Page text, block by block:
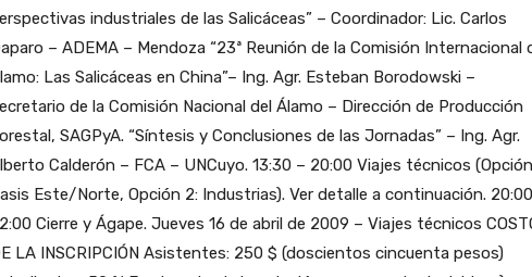
industriales de las Salicáceas” – Coordinador: Lic. Carlos
– ADEMA – Mendoza “23ª Reunión de la Comisión Internacional
Las Salicáceas en China”– Ing. Agr. Esteban Borodowski –
de la Comisión Nacional del Álamo – Dirección de Producción
SAGPyA. “Síntesis y Conclusiones de las Jornadas” – Ing. Agr.
Calderón – FCA – UNCuyo. 13:30 – 20:00 Viajes técnicos
Este/Norte, Opción 2: Industrias). Ver detalle a continuación.
Cierre y Ágape. Jueves 16 de abril de 2009 – Viajes técnicos
LA INSCRIPCIÓN Asistentes: 250 $ (doscientos cincuenta pesos)